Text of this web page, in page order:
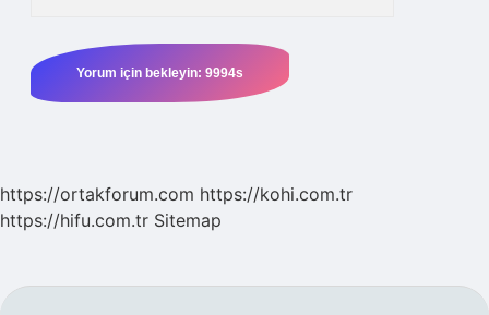
https://ortakforum.com https://kohi.com.tr
https://hifu.com.tr Sitemap